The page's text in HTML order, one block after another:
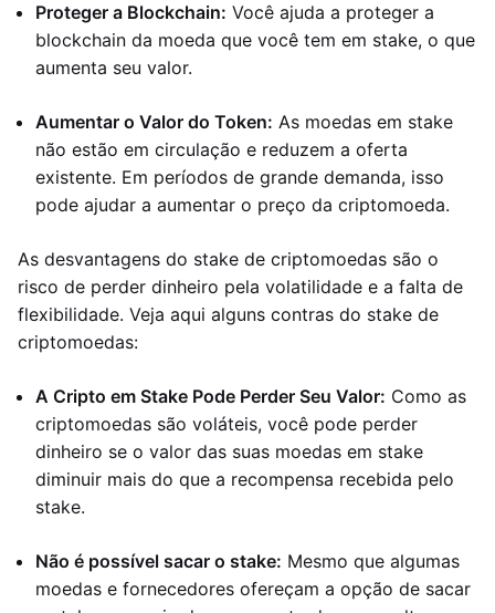
Proteger a Blockchain: Você ajuda a proteger a
blockchain da moeda que você tem em stake, o que
aumenta seu valor.
Aumentar o Valor do Token: As moedas em stake
não estão em circulação e reduzem a oferta
existente. Em períodos de grande demanda, isso
pode ajudar a aumentar o preço da criptomoeda.
As desvantagens do stake de criptomoedas são o
risco de perder dinheiro pela volatilidade e a falta de
flexibilidade. Veja aqui alguns contras do stake de
criptomoedas:
A Cripto em Stake Pode Perder Seu Valor: Como as
criptomoedas são voláteis, você pode perder
dinheiro se o valor das suas moedas em stake
diminuir mais do que a recompensa recebida pelo
stake.
Não é possível sacar o stake: Mesmo que algumas
moedas e fornecedores ofereçam a opção de sacar